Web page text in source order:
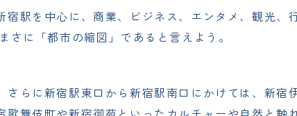
駅を中心に、商業、ビジネス、エンタメ、観光、
に「都市の縮図」であると言えよう。
らに新宿駅東口から新宿駅南口にかけては、新宿